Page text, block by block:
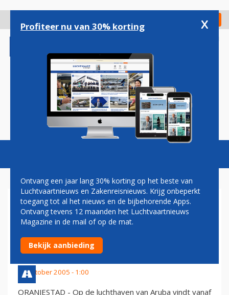
gaan
Check in
Magazine Podcasts Vacatures
DEZE WEEK
'GEZONDHEIDSWEEK' OP
LUCHTHAVEN VAN ARUBA
31 oktober 2005 - 1:00
ORANJESTAD - Op de luchthaven van Aruba vindt vanaf
Profiteer nu van 30% korting x
Ontvang een jaar lang 30% korting op het beste van
Luchtvaartnieuws en Zakenreisnieuws. Krijg onbeperkt
toegang tot al het nieuws en de bijbehorende Apps.
Ontvang tevens 12 maanden het Luchtvaartnieuws
Magazine in de mail of op de mat.
Bekijk aanbieding